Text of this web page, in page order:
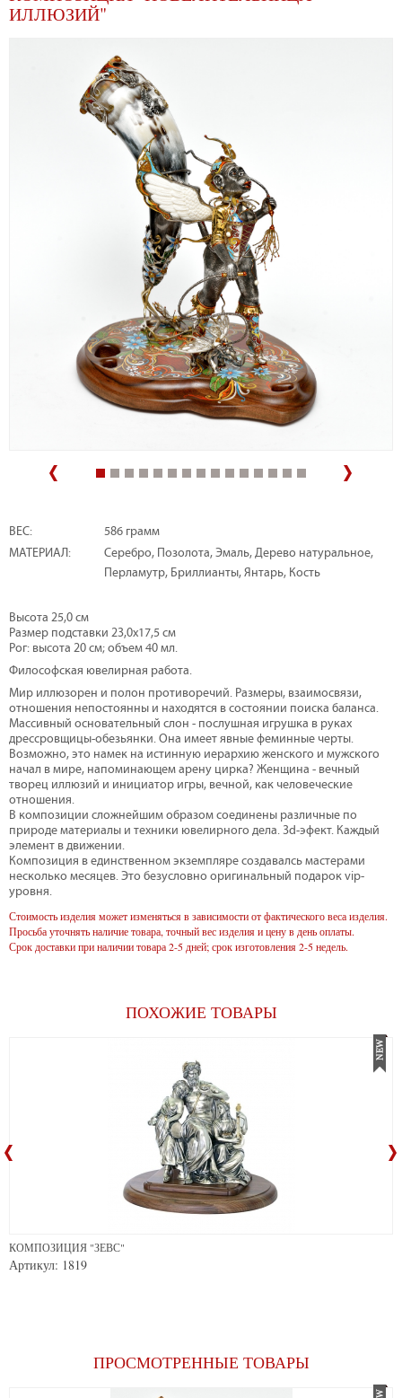
ИЛЛЮЗИЙ"
ВЕС:
586 грамм
МАТЕРИАЛ:
Серебро, Позолота, Эмаль, Дерево натуральное,
Перламутр, Бриллианты, Янтарь, Кость
Высота 25,0 см
Размер подставки 23,0х17,5 см
Рог: высота 20 см; объем 40 мл.
Философская ювелирная работа.
Мир иллюзорен и полон противоречий. Размеры, взаимосвязи,
отношения непостоянны и находятся в состоянии поиска баланса.
Массивный основательный слон - послушная игрушка в руках
дрессровщицы-обезьянки. Она имеет явные феминные черты.
Возможно, это намек на истинную иерархию женского и мужского
начал в мире, напоминающем арену цирка? Женщина - вечный
творец иллюзий и инициатор игры, вечной, как человеческие
отношения.
В композиции сложнейшим образом соединены различные по
природе материалы и техники ювелирного дела. 3d-эфект. Каждый
элемент в движении.
Композиция в единственном экземпляре создавалсь мастерами
несколько месяцев. Это безусловно оригинальный подарок vip-
уровня.
Стоимость изделия может изменяться в зависимости от фактического веса изделия.
Просьба уточнять наличие товара, точный вес изделия и цену в день оплаты.
Срок доставки при наличии товара 2-5 дней; срок изготовления 2-5 недель.
ПОХОЖИЕ ТОВАРЫ
КОМПОЗИЦИЯ "ЗЕВС"
Артикул: 1819
ПРОСМОТРЕННЫЕ ТОВАРЫ